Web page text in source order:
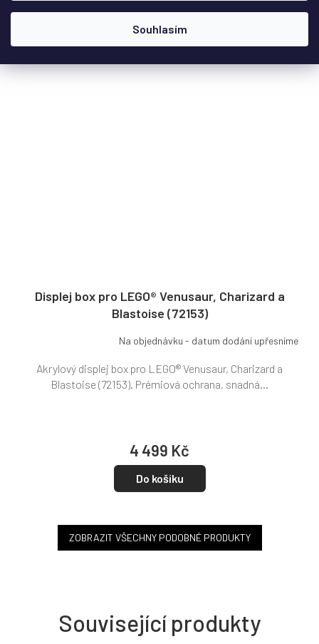
Souhlasím
Související produkty
Displej box pro LEGO® Venusaur, Charizard a
Blastoise (72153)
Na objednávku - datum dodání upřesníme
4 499 Kč
Do košíku
Akrylový displej box pro LEGO® Venusaur, Charizard a
Blastoise (72153). Prémiová ochrana, snadná...
ZOBRAZIT VŠECHNY PODOBNÉ PRODUKTY